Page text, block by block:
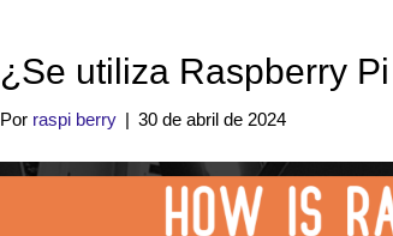
¿Se utiliza Raspberry
Por raspi berry | 30 de abril de 2024